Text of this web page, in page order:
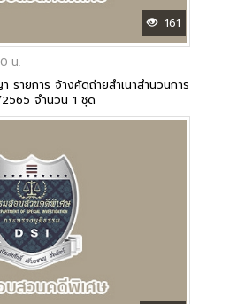
161
น.
ายการ จ้างคัดถ่ายสำเนาสำนวนการ
จำนวน 1 ชุด